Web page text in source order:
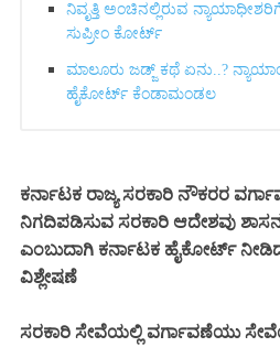
ನಿವೃತ್ತಿ ಅಂಚಿನಲ್ಲಿರುವ
ಸುಪ್ರೀಂ ಕೋರ್ಟ್‌
ಮಾಲೂರು ಜಡ್ಜ್‌ ಕಥೆ ಏನು..?
ಹೈಕೋರ್ಟ್ ಕೆಂಡಾಮಂಡಲ
ಕರ್ನಾಟಕ ರಾಜ್ಯ ಸರಕಾರಿ ನೌಕರರ
ನಿಗದಿಪಡಿಸುವ ಸರಕಾರಿ ಆದೇಶವು
ಎಂಬುದಾಗಿ ಕರ್ನಾಟಕ ಹೈಕೋರ್ಟ್
ವಿಶ್ಲೇಷಣೆ
ಸರಕಾರಿ ಸೇವೆಯಲ್ಲಿ ವರ್ಗಾವಣೆಯು